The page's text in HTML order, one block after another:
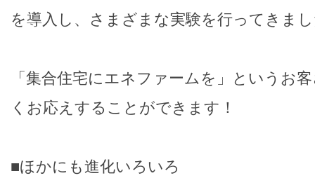
を導入し、さまざまな実験を行ってきま
「集合住宅にエネファームを」というお
くお応えすることができます！
■ほかにも進化いろいろ